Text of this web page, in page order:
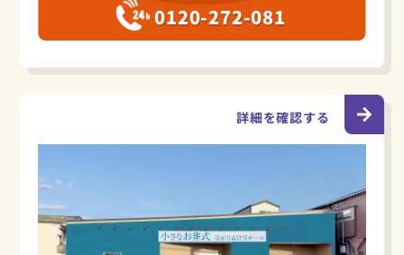
0120-272-081
詳細を確認する